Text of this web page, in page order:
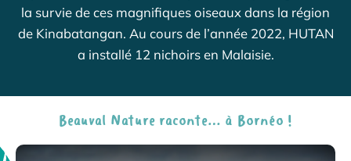
la survie de ces magnifiques oiseaux dans la région
de Kinabatangan. Au cours de l’année 2022, HUTAN
a installé 12 nichoirs en Malaisie.
Beauval Nature raconte… à Bornéo !